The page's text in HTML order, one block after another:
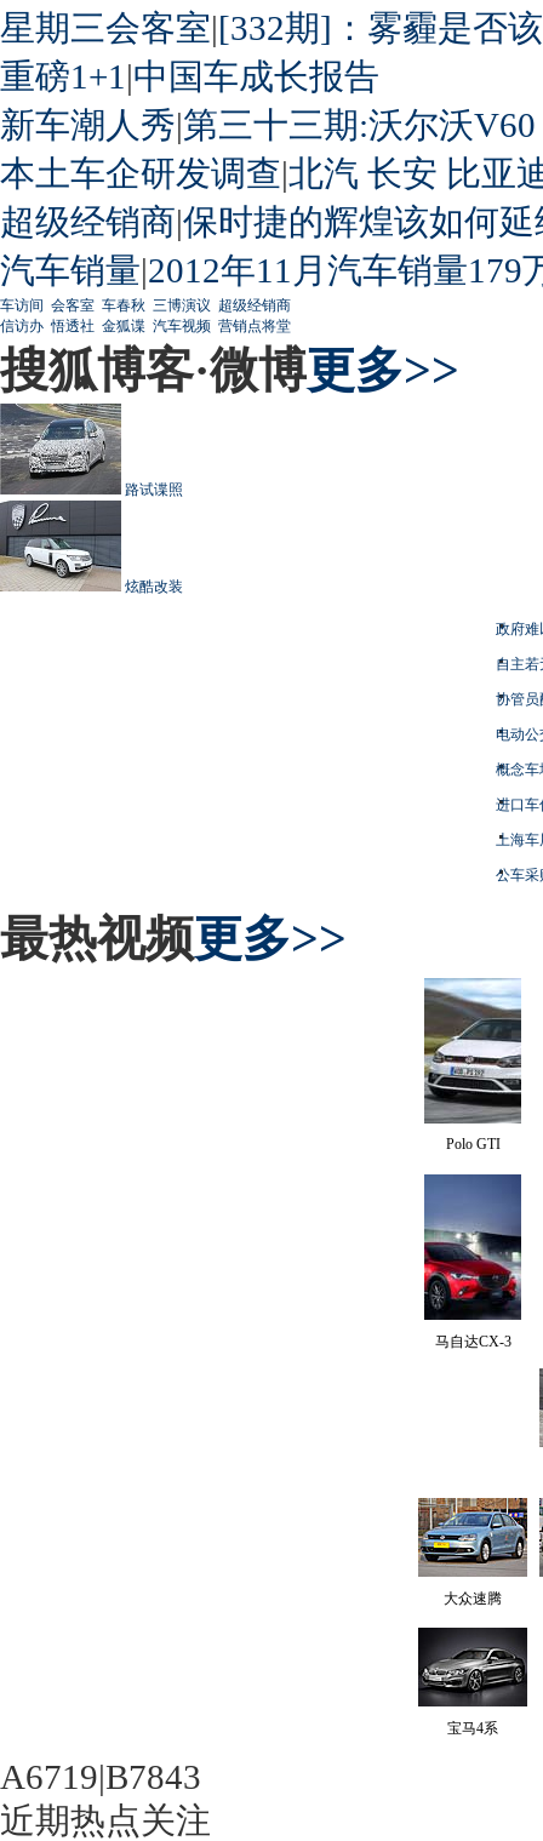
星期三会客室|[332期]：雾霾是否
重磅1+1 |中国车成长报告
新车潮人秀|第三十三期:沃尔沃
本土车企研发调查|北汽 长安 比亚
超级经销商|保时捷的辉煌该如何延
汽车销量|2012年11月汽车销量179
车访间 会客室 车春秋 三博演议 超级经销商
信访办 悟透社 金狐谍 汽车视频 营销点将堂
搜狐博客·微博更多>>
路试谍照
炫酷改装
政府难
自主
协管员
电动
概念车
进口车
上海
公车采
最热视频更多>>
Polo GTI
马自达CX-3
大众速腾
宝马4系
A6719|B7843
近期热点关注